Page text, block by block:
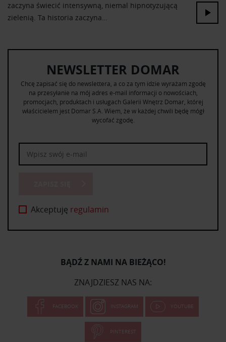
zaczyna świecić intensywną, niemal hipnotyzującą
zielenią. Ta historia zaczyna…
NEWSLETTER DOMAR
Chcę zapisać się do newslettera, a co za tym idzie wyrażam zgodę
na przesyłanie na mój adres e-mail informacji o nowościach,
promocjach, produktach i usługach Galerii Wnętrz Domar, której
właścicielem jest Domar S.A. Wiem, że w każdej chwili będę mógł
wycofać zgodę.
Akceptuję regulamin
BĄDŹ Z NAMI NA BIEŻĄCO!
ZNAJDZIESZ NAS NA:
FACEBOOK INSTAGRAM YOUTUBE
PINTEREST